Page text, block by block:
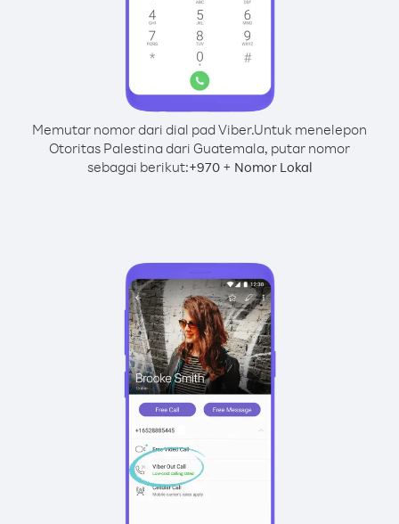
Memutar nomor dari dial pad Viber.Untuk menelepon
Otoritas Palestina dari Guatemala, putar nomor
sebagai berikut:+970+ Nomor Lokal